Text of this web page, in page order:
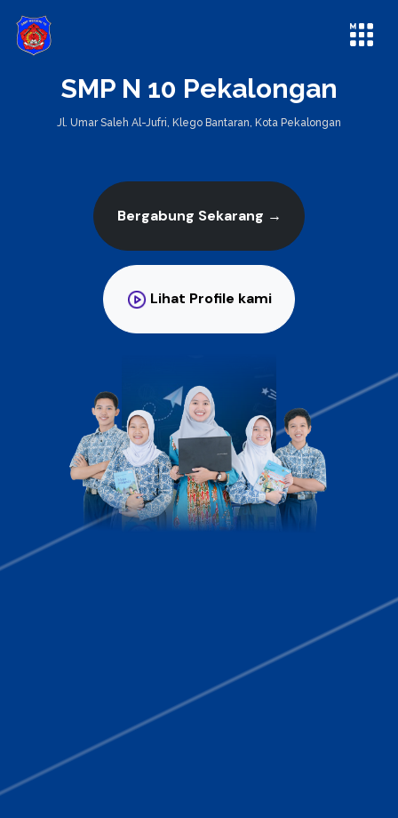
SMP N 10 Pekalongan
Jl. Umar Saleh Al-Jufri, Klego Bantaran, Kota Pekalongan
Bergabung Sekarang →
Lihat Profile kami